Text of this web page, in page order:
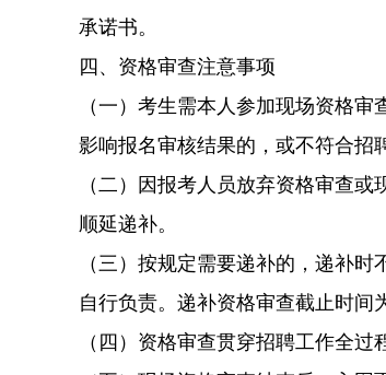
承诺书。
四、资格审查注意事项
（一）考生需本人参加现场资格
影响报名审核结果的，或不符合招
（二）因报考人员放弃资格审查
顺延递补。
（三）按规定需要递补的，递补
自行负责。递补资格审查截止时间
（四）资格审查贯穿招聘工作全